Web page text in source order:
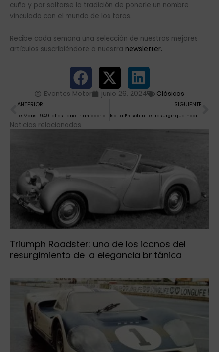
cuña y por saltarse la tradición de ponerle un nombre
vinculado con el mundo de los toros.
Recibe cada semana una selección de nuestros mejores
artículos suscribiéndote a nuestra newsletter.
Eventos Motor junio 26, 2024 Clásicos
Ant
ANTERIOR
Le Mans 1949: el estreno triunfador del Cavallino rampante
SIGUIENTE
Isotta Fraschini: el resurgir que nadie esperaba
Noticias relacionadas
Triumph Roadster: uno de los iconos del
resurgimiento de la elegancia británica